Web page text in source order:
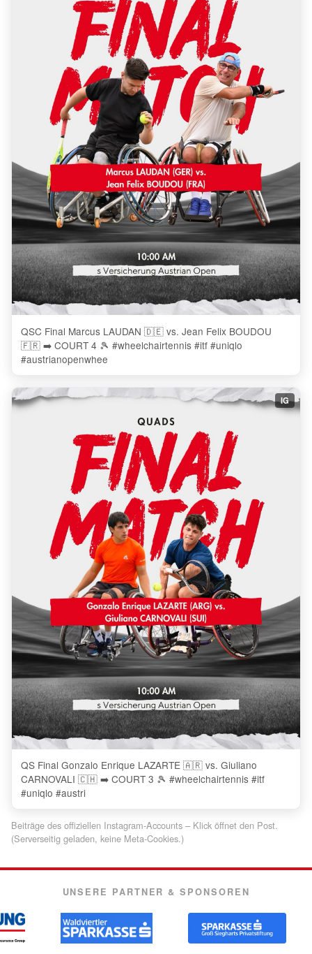
QSC Final Marcus LAUDAN 🇩🇪 vs. Jean Felix BOUDOU
🇫🇷 ➡️ COURT 4 🎾 #wheelchairtennis #itf #uniqlo
#austrianopenwhee
IG
QS Final Gonzalo Enrique LAZARTE 🇦🇷 vs. Giuliano
CARNOVALI 🇨🇭 ➡️ COURT 3 🎾 #wheelchairtennis #itf
#uniqlo #austri
Beiträge des offiziellen Instagram-Accounts – Klick öffnet den Post.
(Serverseitig geladen, keine Meta-Cookies.)
UNSERE PARTNER & SPONSOREN